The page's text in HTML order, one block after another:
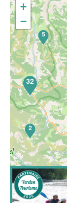
Scoprite il
nuovo!
2
65
5
32
+
−